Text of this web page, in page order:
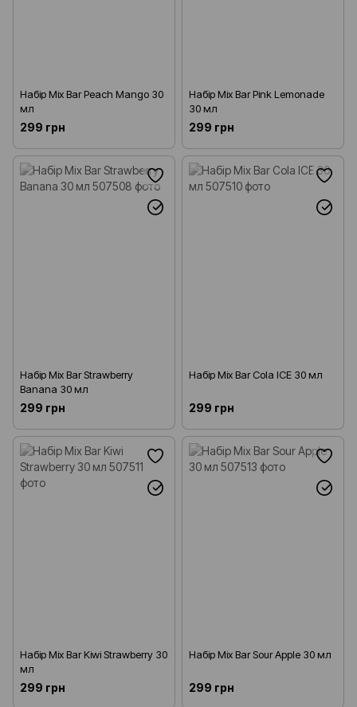
Набір Mix Bar Peach Mango 30
мл
299 грн
Набір Mix Bar Pink Lemonade
30 мл
299 грн
Набір Mix Bar Strawberry
Banana 30 мл
299 грн
Набір Mix Bar Cola ICE 30 мл
299 грн
Набір Mix Bar Kiwi Strawberry 30
мл
299 грн
Набір Mix Bar Sour Apple 30 мл
299 грн